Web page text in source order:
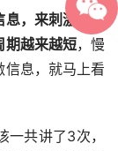
息，来刺激 出欲
期越来越短，慢
息，就马上看
共讲了3次，